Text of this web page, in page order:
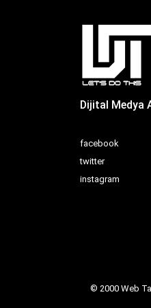
Dijital Medya
facebook
twitter
instagram
© 2000 Web